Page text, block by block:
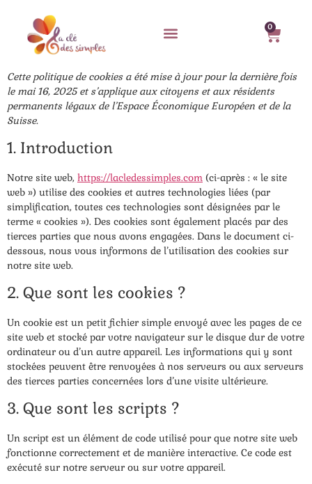
0
Cette politique de cookies a été mise à jour pour la dernière fois
le mai 16, 2025 et s’applique aux citoyens et aux résidents
permanents légaux de l’Espace Économique Européen et de la
Suisse.
1. Introduction
Notre site web, https://lacledessimples.com (ci-après : « le site
web ») utilise des cookies et autres technologies liées (par
simplification, toutes ces technologies sont désignées par le
terme « cookies »). Des cookies sont également placés par des
tierces parties que nous avons engagées. Dans le document ci-
dessous, nous vous informons de l’utilisation des cookies sur
notre site web.
2. Que sont les cookies ?
Un cookie est un petit fichier simple envoyé avec les pages de ce
site web et stocké par votre navigateur sur le disque dur de votre
ordinateur ou d’un autre appareil. Les informations qui y sont
stockées peuvent être renvoyées à nos serveurs ou aux serveurs
des tierces parties concernées lors d’une visite ultérieure.
3. Que sont les scripts ?
Un script est un élément de code utilisé pour que notre site web
fonctionne correctement et de manière interactive. Ce code est
exécuté sur notre serveur ou sur votre appareil.